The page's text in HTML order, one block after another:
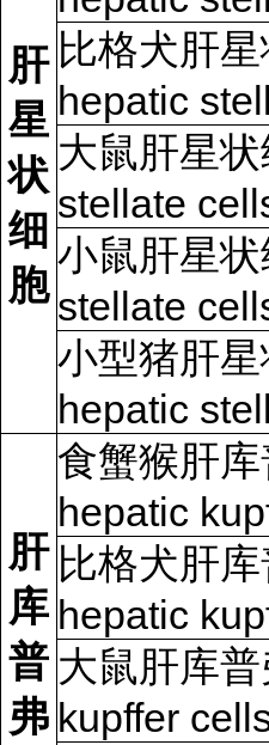
肝
星
状
细
胞
比格犬肝
hepatic
大鼠肝星
stellate
小鼠肝星
stellate
小型猪肝
hepatic
肝
库
普
弗
食蟹猴肝
hepatic
比格犬肝
hepatic
大鼠肝库
kupffer